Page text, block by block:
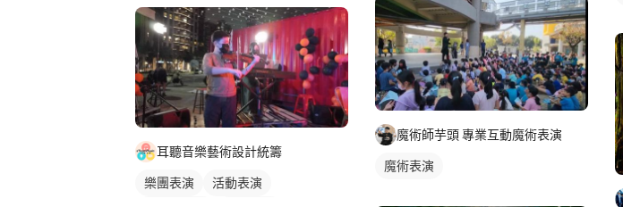
耳聽音樂藝術設計統籌
樂團表演
活動表演
魔術師芋頭 專業互動魔術表演
魔術表演